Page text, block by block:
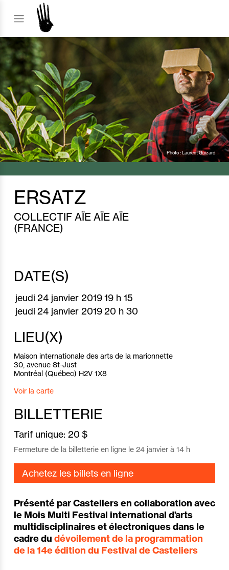
Photo : Laurent Guizard
ERSATZ
COLLECTIF AÏE AÏE AÏE
(FRANCE)
DATE(S)
jeudi 24 janvier 201919 h 15
jeudi 24 janvier 2019 20 h 30
LIEU(X)
Maison internationale des arts de la marionnette
30, avenue St-Just
Montréal (Québec) H2V 1X8
Voir la carte
BILLETTERIE
Tarif unique: 20 $
Fermeture de la billetterie en ligne le 24 janvier à 14 h
Achetez les billets en ligne
Présenté par Casteliers en collaboration avec
le Mois Multi Festival international d’arts
multidisciplinaires et électroniquesdans le
cadre du dévoilement de la programmation
de la 14e édition du Festival de Casteliers